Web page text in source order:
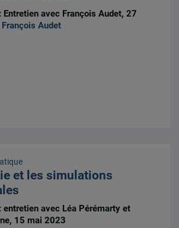
Entretien avec François Audet, 27
François Audet
et les simulations
entretien avec Léa Pérémarty et
15 mai 2023